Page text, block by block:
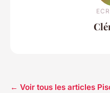
← Voir tous les articles